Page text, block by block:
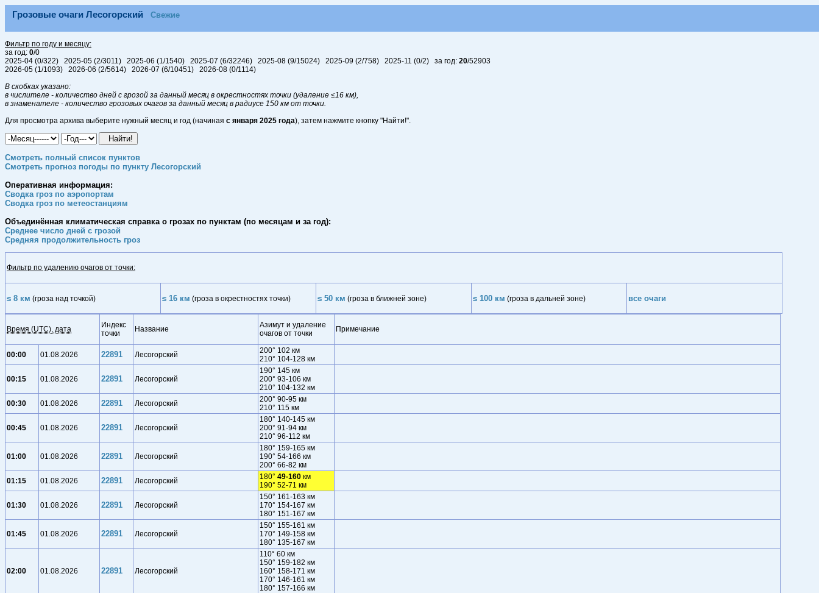
Грозовые очаги Лесогорский Свежие
Фильтр по году и месяцу:
за год: 0/0
2025-04 (0/322) 2025-05 (2/3011) 2025-06 (1/1540) 2025-07 (6/32246) 2025-08 (9/15024) 2025-09 (2/758) 2025-11 (0/2) за год: 20/52903
2026-05 (1/1093) 2026-06 (2/5614) 2026-07 (6/10451) 2026-08 (0/1114)
В скобках указано:
в числителе - количество дней с грозой за данный месяц в окрестностях точки (удаление ≤16 км),
в знаменателе - количество грозовых очагов за данный месяц в радиусе 150 км от точки.
Для просмотра архива выберите нужный месяц и год (начиная с января 2025 года), затем нажмите кнопку "Найти!".
Смотреть полный список пунктов
Смотреть прогноз погоды по пункту Лесогорский
Оперативная информация:
Сводка гроз по аэропортам
Сводка гроз по метеостанциям
Объединённая климатическая справка о грозах по пунктам (по месяцам и за год):
Среднее число дней с грозой
Средняя продолжительность гроз
Фильтр по удалению очагов от точки:
≤ 8 км (гроза над точкой) ≤ 16 км (гроза в окрестностях точки) ≤ 50 км (гроза в ближней зоне) ≤ 100 км (гроза в дальней зоне) все очаги
Время (UTC), дата
Индекс
точки
Название
Азимут и удаление
очагов от точки
Примечание
00:00 01.08.2026 22891 Лесогорский
200° 102 км
210° 104-128 км
00:15 01.08.2026 22891 Лесогорский
190° 145 км
200° 93-106 км
210° 104-132 км
00:30
01.08.2026 22891 Лесогорский
200° 90-95 км
210° 115 км
00:45 01.08.2026 22891 Лесогорский
180° 140-145 км
200° 91-94 км
210° 96-112 км
01:00 01.08.2026 22891 Лесогорский
180° 159-165 км
190° 54-166 км
200° 66-82 км
01:15
01.08.2026 22891 Лесогорский 180° 49-160 км
190° 52-71 км
01:30 01.08.2026 22891 Лесогорский
150° 161-163 км
170° 154-167 км
180° 151-167 км
01:45 01.08.2026 22891 Лесогорский
150° 155-161 км
170° 149-158 км
180° 135-167 км
02:00 01.08.2026 22891 Лесогорский
110° 60 км
150° 159-182 км
160° 158-171 км
170° 146-161 км
180° 157-166 км